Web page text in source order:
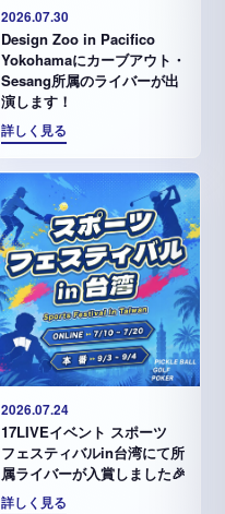
2026.07.30
Design Zoo in Pacifico
Yokohamaにカーブアウト・
Sesang所属のライバーが出
演します！
詳しく見る
2026.07.24
17LIVEイベント スポーツ
フェスティバルin台湾にて所
属ライバーが入賞しました🎉
詳しく見る